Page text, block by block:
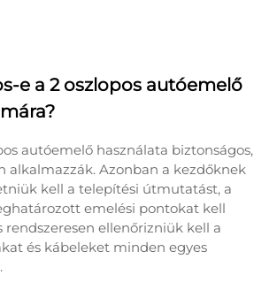
e a 2 oszlopos autóemelő
autóemelő használata biztonságos,
alkalmazzák. Azonban a kezdőknek
kell a telepítési útmutatást, a
emelési pontokat kell
rendszeresen ellenőrizniük kell a
és kábeleket minden egyes